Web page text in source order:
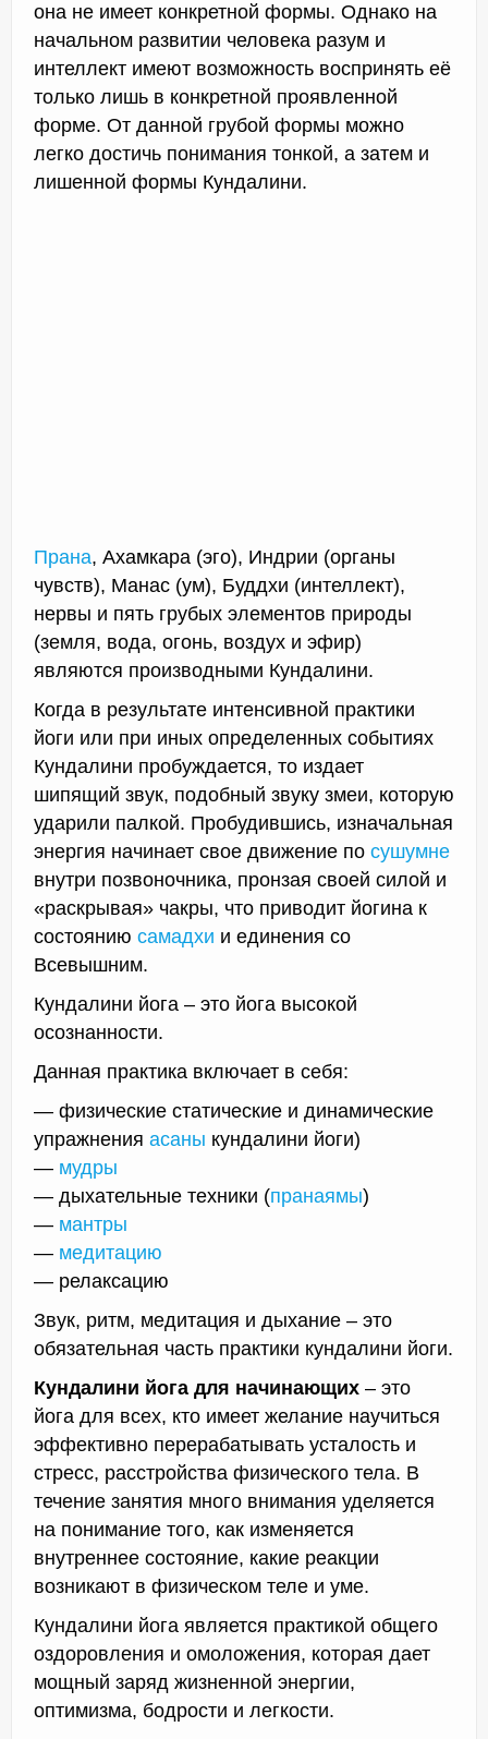
она не имеет конкретной формы. Однако на
начальном развитии человека разум и
интеллект имеют возможность воспринять её
только лишь в конкретной проявленной
форме. От данной грубой формы можно
легко достичь понимания тонкой, а затем и
лишенной формы Кундалини.
Прана, Ахамкара (эго), Индрии (органы
чувств), Манас (ум), Буддхи (интеллект),
нервы и пять грубых элементов природы
(земля, вода, огонь, воздух и эфир)
являются производными Кундалини.
Когда в результате интенсивной практики
йоги или при иных определенных событиях
Кундалини пробуждается, то издает
шипящий звук, подобный звуку змеи, которую
ударили палкой. Пробудившись, изначальная
энергия начинает свое движение по сушумне
внутри позвоночника, пронзая своей силой и
«раскрывая» чакры, что приводит йогина к
состоянию самадхи и единения со
Всевышним.
Кундалини йога – это йога высокой
осознанности.
Данная практика включает в себя:
— физические статические и динамические
упражнения асаны кундалини йоги)
— мудры
— дыхательные техники (пранаямы)
— мантры
— медитацию
— релаксацию
Звук, ритм, медитация и дыхание – это
обязательная часть практики кундалини йоги.
Кундалини йога для начинающих – это
йога для всех, кто имеет желание научиться
эффективно перерабатывать усталость и
стресс, расстройства физического тела. В
течение занятия много внимания уделяется
на понимание того, как изменяется
внутреннее состояние, какие реакции
возникают в физическом теле и уме.
Кундалини йога является практикой общего
оздоровления и омоложения, которая дает
мощный заряд жизненной энергии,
оптимизма, бодрости и легкости.